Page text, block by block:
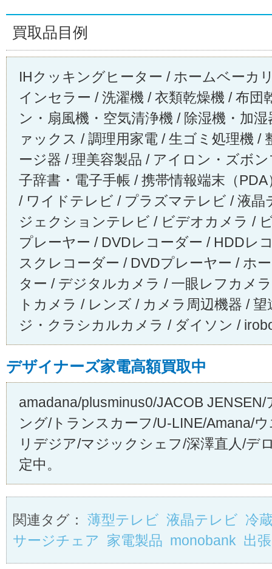
買取品目例
IHクッキングヒーター / ホームベーカ
インセラー / 洗濯機 / 衣類乾燥機 / 布団
ン・扇風機・空気清浄機 / 除湿機・加
ァックス / 調理用家電 / 生ゴミ処理機 /
ージ器 / 理美容製品 / アイロン・ズボ
子辞書・電子手帳 / 携帯情報端末（
/ ワイドテレビ / プラズマテレビ / 液晶
ジェクションテレビ / ビデオカメラ /
プレーヤー / DVDレコーダー / HDDレ
スクレコーダー / DVDプレーヤー / ホ
ター / デジタルカメラ / 一眼レフカメ
トカメラ / レンズ / カメラ周辺機器 /
ジ・クラシカルカメラ / ダイソン /
デザイナーズ家電高額買取中
amadana/plusminus0/JACOB
ング/トランスカーフ/U-LINE/Amana/
リデジア/マジックシェフ/深澤直人/デ
定中。
関連タグ： 薄型テレビ 液晶テレビ 冷
サージチェア
家電製品 monobank 出